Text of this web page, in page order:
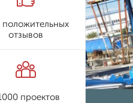
положительных
отзывов
проектов